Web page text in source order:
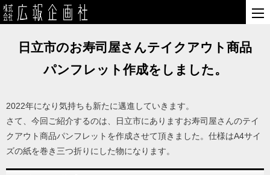
日立市のお寿司屋さんテイクアウト商品
パンフレット作成をしました。
2022年になり気持ちも新たに邁進していきます。
さて、今回ご紹介するのは、日立市にありますお寿司屋さんのテイ
クアウト商品パンフレットを作成させて頂きました。仕様はA4サイ
ズの紙を巻き三つ折りにした物になります。